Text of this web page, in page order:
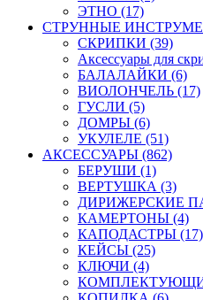
ЭТНО (17)
СТРУННЫЕ
СКРИПКИ (39)
Аксессуары для
БАЛАЛАЙКИ (6)
ВИОЛОНЧЕЛЬ (17)
ГУСЛИ (5)
ДОМРЫ (6)
УКУЛЕЛЕ (51)
АКСЕССУАРЫ (862)
БЕРУШИ (1)
ВЕРТУШКА (3)
ДИРИЖЕРСКИЕ
КАМЕРТОНЫ (4)
КАПОДАСТРЫ (17)
КЕЙСЫ (25)
КЛЮЧИ (4)